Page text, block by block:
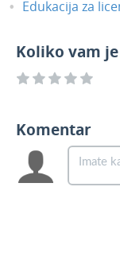
Edukacija za
Koliko vam
Komentar